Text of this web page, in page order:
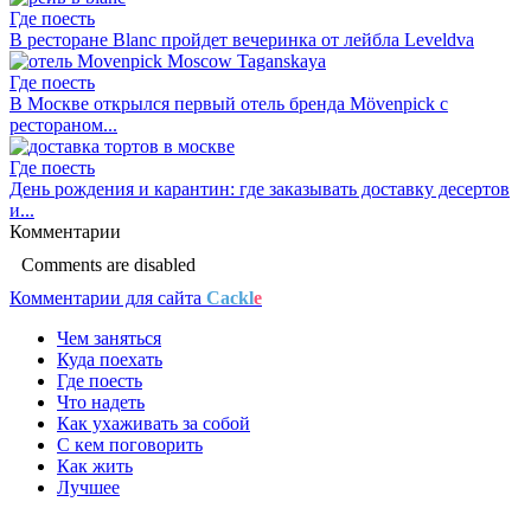
Где поесть
В ресторане Blanc пройдет вечеринка от лейбла Leveldva
Где поесть
В Москве открылся первый отель бренда Mövenpick с
рестораном...
Где поесть
День рождения и карантин: где заказывать доставку десертов
и...
Комментарии
Comments are disabled
Комментарии для сайта Cackle
Чем заняться
Куда поехать
Где поесть
Что надеть
Как ухаживать за собой
С кем поговорить
Как жить
Лучшее